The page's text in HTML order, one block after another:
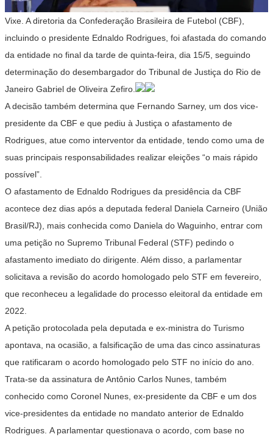
Vixe. A diretoria da Confederação Brasileira de Futebol (CBF),
incluindo o presidente Ednaldo Rodrigues, foi afastada do comando
da entidade no final da tarde de quinta-feira, dia 15/5, seguindo
determinação do desembargador do Tribunal de Justiça do Rio de
Janeiro Gabriel de Oliveira Zefiro.
A decisão também determina que Fernando Sarney, um dos vice-
presidente da CBF e que pediu à Justiça o afastamento de
Rodrigues, atue como interventor da entidade, tendo como uma de
suas principais responsabilidades realizar eleições “o mais rápido
possível”.
O afastamento de Ednaldo Rodrigues da presidência da CBF
acontece dez dias após a deputada federal Daniela Carneiro (União
Brasil/RJ), mais conhecida como Daniela do Waguinho, entrar com
uma petição no Supremo Tribunal Federal (STF) pedindo o
afastamento imediato do dirigente. Além disso, a parlamentar
solicitava a revisão do acordo homologado pelo STF em fevereiro,
que reconheceu a legalidade do processo eleitoral da entidade em
2022.
A petição protocolada pela deputada e ex-ministra do Turismo
apontava, na ocasião, a falsificação de uma das cinco assinaturas
que ratificaram o acordo homologado pelo STF no início do ano.
Trata-se da assinatura de Antônio Carlos Nunes, também
conhecido como Coronel Nunes, ex-presidente da CBF e um dos
vice-presidentes da entidade no mandato anterior de Ednaldo
Rodrigues. A parlamentar questionava o acordo, com base no